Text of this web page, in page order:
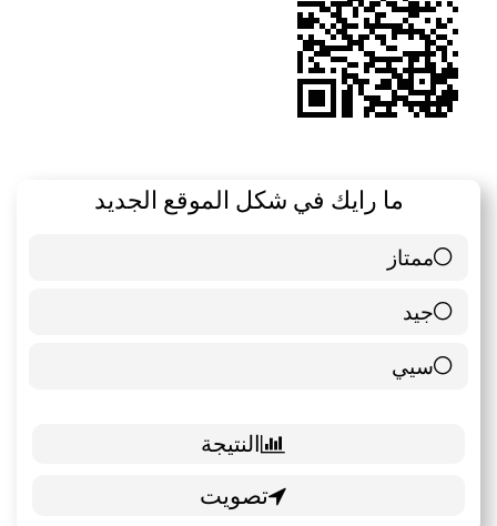
ما رايك في شكل الموقع الجديد
ممتاز
6 ( 85.71 % )
جيد
0 ( 0 % )
سيي
1 ( 14.29 % )